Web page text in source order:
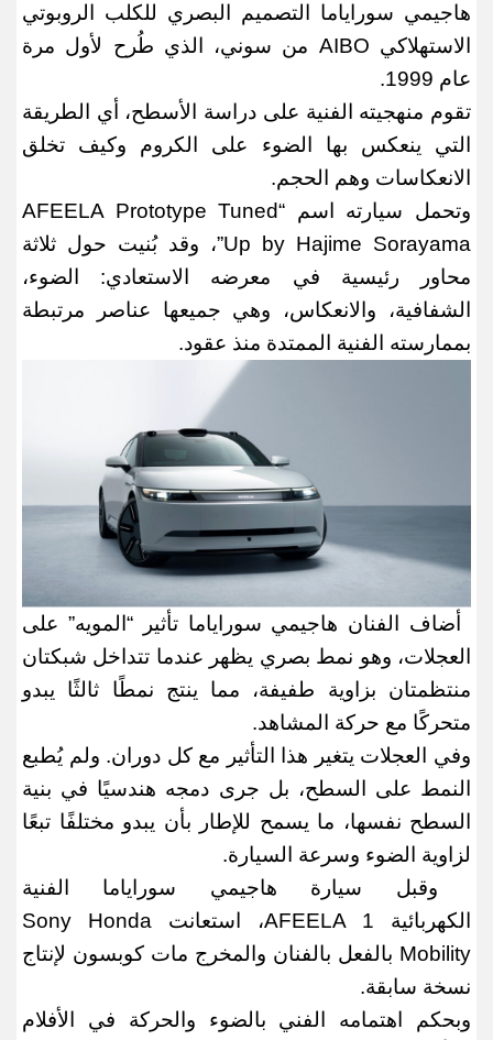
هاجيمي سوراياما التصميم البصري للكلب الروبوتي
الاستهلاكي
من سوني، الذي طُرح لأول مرة
عام 1999
.
تقوم منهجيته الفنية على دراسة الأسطح، أي الطريقة
التي ينعكس بها الضوء على الكروم وكيف تخلق
الانعكاسات وهم الحجم.
وتحمل سيارته اسم
“AFEELA Prototype Tuned
Up by Hajime Sorayama” ، وقد بُنيت حول ثلاثة
محاور رئيسية في معرضه الاستعادي: الضوء،
الشفافية، والانعكاس، وهي جميعها عناصر مرتبطة
بممارسته الفنية الممتدة منذ عقود.
أضاف الفنان هاجيمي سوراياما تأثير “المويه” على
العجلات، وهو نمط بصري يظهر عندما تتداخل شبكتان
منتظمتان بزاوية طفيفة، مما ينتج نمطًا ثالثًا يبدو
متحركًا مع حركة المشاهد.
وفي العجلات يتغير هذا التأثير مع كل دوران. ولم يُطبع
النمط على السطح، بل جرى دمجه هندسيًا في بنية
السطح نفسها، ما يسمح للإطار بأن يبدو مختلفًا تبعًا
لزاوية الضوء وسرعة السيارة.
وقبل سيارة هاجيمي سوراياما الفنية
الكهربائية
، استعانت
Sony Honda
Mobility بالفعل بالفنان والمخرج مات كوبسون لإنتاج
نسخة سابقة.
وبحكم اهتمامه الفني بالضوء والحركة في الأفلام